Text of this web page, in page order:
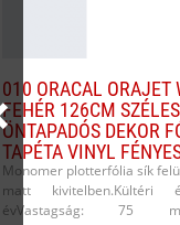
010 ORACAL ORAJET
FEHÉR 126CM SZÉLES
ÖNTAPADÓS DEKOR
TAPÉTA VINYL
Monomer plotterfólia sík
matt kivitelben.Kültéri
évVastagság: 75